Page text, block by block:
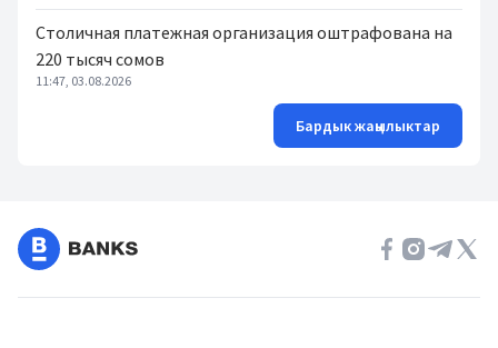
Столичная платежная организация оштрафована на
220 тысяч сомов
11:47, 03.08.2026
Бардык жаңылыктар